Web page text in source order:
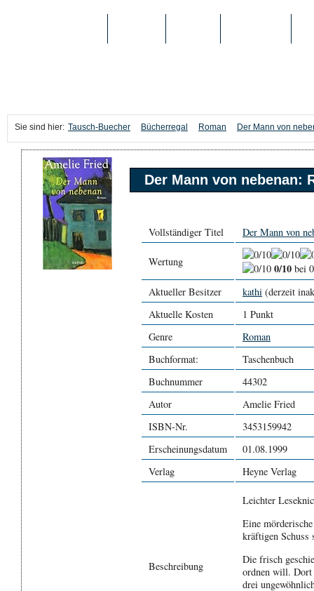
Sie sind hier: Tausch-Buecher Bücherregal Roman Der Mann von
Der Mann von nebenan:
Vollständiger Titel Der Mann von
Wertung 0/10 bei
Aktueller Besitzer
kathi (derzeit
Aktuelle Kosten
1 Punkt
Genre
Roman
Buchformat:
Taschenbuch
Buchnummer
44302
Autor
Amelie Fried
ISBN-Nr.
3453159942
Erscheinungsdatum
01.08.1999
Verlag
Heyne Verlag
Beschreibung
Leichter
Eine
kräftigen Schuss
Die frisch
ordnen will. Dort
drei